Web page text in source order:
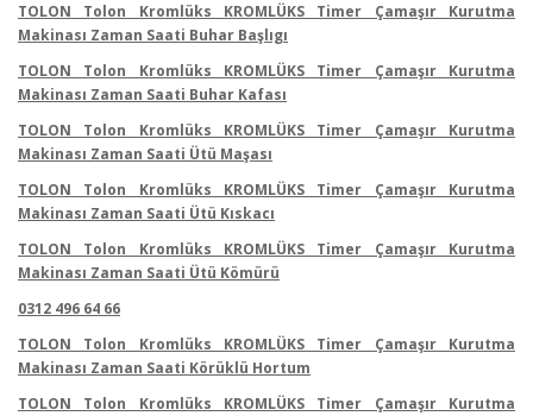
TOLON Tolon Kromlüks KROMLÜKS Timer Çamaşır Kurutma
Makinası Zaman Saati Buhar Başlıgı
TOLON Tolon Kromlüks KROMLÜKS Timer Çamaşır Kurutma
Makinası Zaman Saati Buhar Kafası
TOLON Tolon Kromlüks KROMLÜKS Timer Çamaşır Kurutma
Makinası Zaman Saati Ütü Maşası
TOLON Tolon Kromlüks KROMLÜKS Timer Çamaşır Kurutma
Makinası Zaman Saati Ütü Kıskacı
TOLON Tolon Kromlüks KROMLÜKS Timer Çamaşır Kurutma
Makinası Zaman Saati Ütü Kömürü
0312 496 64 66
TOLON Tolon Kromlüks KROMLÜKS Timer Çamaşır Kurutma
Makinası Zaman Saati Körüklü Hortum
TOLON Tolon Kromlüks KROMLÜKS Timer Çamaşır Kurutma